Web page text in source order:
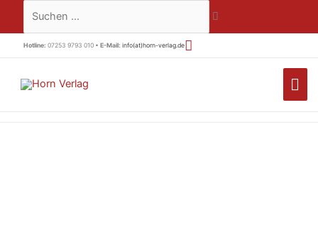
springen
Suchen …
Hotline: 07253 9793 010 • E-Mail: info(at)horn-verlag.de